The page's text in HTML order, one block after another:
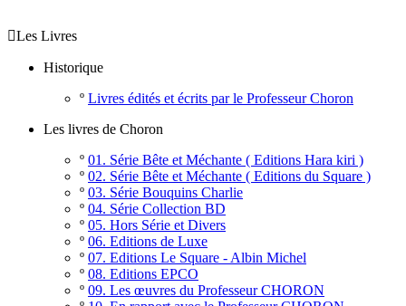
Les Livres
Historique
º Livres édités et écrits par le Professeur Choron
Les livres de Choron
º 01. Série Bête et Méchante ( Editions Hara kiri )
º 02. Série Bête et Méchante ( Editions du Square )
º 03. Série Bouquins Charlie
º 04. Série Collection BD
º 05. Hors Série et Divers
º 06. Editions de Luxe
º 07. Editions Le Square - Albin Michel
º 08. Editions EPCO
º 09. Les œuvres du Professeur CHORON